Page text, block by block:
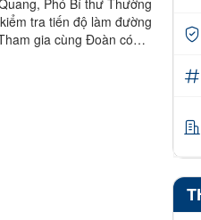
tra tiến độ làm đường
gia cùng Đoàn có